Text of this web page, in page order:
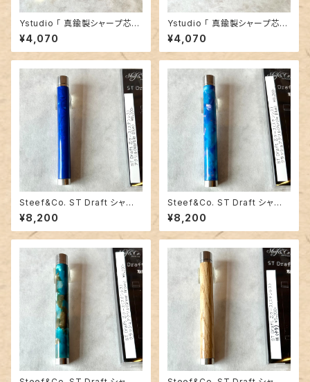
Ystudio 「 真鍮製シャープ芯ケ
ース （ブラス）」
¥4,070
Ystudio 「 真鍮製シャープ芯ケ
ース （ブラック）」
¥4,070
Steef&Co. ST Draft シャー
プ芯ケース 【 アクリル マーブル
ブルー（ステンレス） 】
¥8,200
Steef&Co. ST Draft シャー
プ芯ケース 【 クラッシュアクリル
パープルブルー（ステンレス） 】
¥8,200